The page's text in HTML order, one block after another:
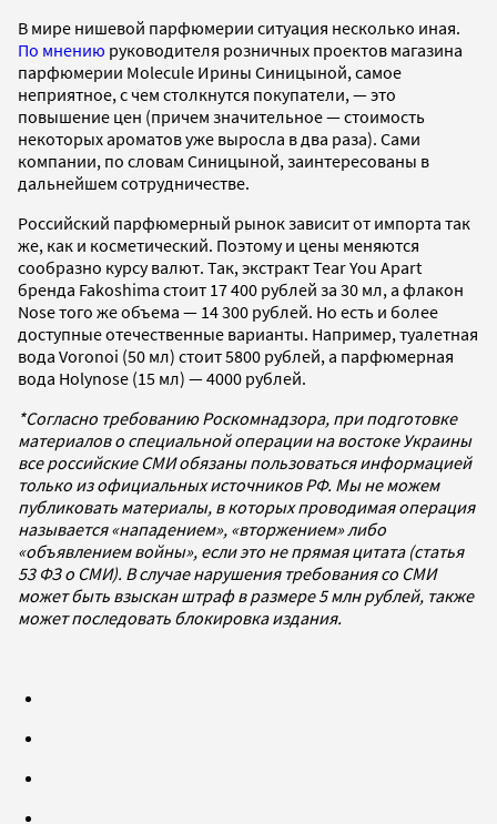
В мире нишевой парфюмерии ситуация несколько иная.
По мнению руководителя розничных проектов магазина
парфюмерии Molecule Ирины Синицыной, самое
неприятное, с чем столкнутся покупатели, — это
повышение цен (причем значительное — стоимость
некоторых ароматов уже выросла в два раза). Сами
компании, по словам Синицыной, заинтересованы в
дальнейшем сотрудничестве.
Российский парфюмерный рынок зависит от импорта так
же, как и косметический. Поэтому и цены меняются
сообразно курсу валют. Так, экстракт Tear You Apart
бренда Fakoshima стоит 17 400 рублей за 30 мл, а флакон
Nose того же объема — 14 300 рублей. Но есть и более
доступные отечественные варианты. Например, туалетная
вода Voronoi (50 мл) стоит 5800 рублей, а парфюмерная
вода Holynose (15 мл) — 4000 рублей.
*Согласно требованию Роскомнадзора, при подготовке
материалов о специальной операции на востоке Украины
все российские СМИ обязаны пользоваться информацией
только из официальных источников РФ. Мы не можем
публиковать материалы, в которых проводимая операция
называется «нападением», «вторжением» либо
«объявлением войны», если это не прямая цитата (статья
53 ФЗ о СМИ). В случае нарушения требования со СМИ
может быть взыскан штраф в размере 5 млн рублей, также
может последовать блокировка издания.